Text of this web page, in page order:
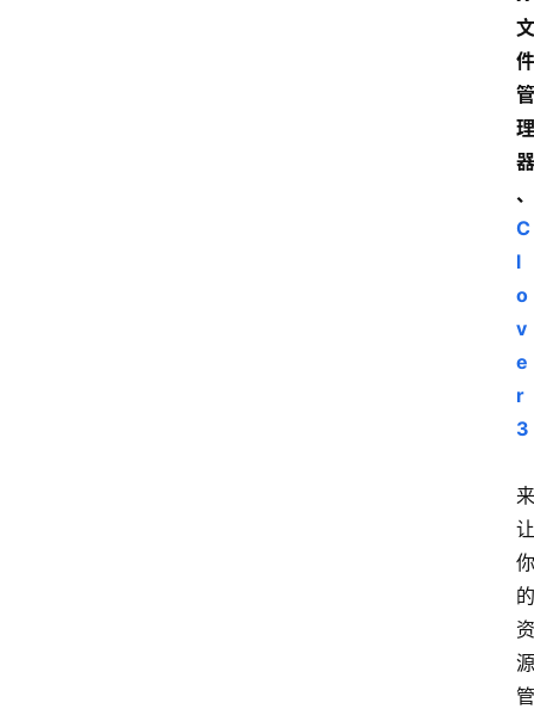
文
件
管
理
器
、
C
l
o
v
e
r
3
来
让
你
的
资
源
管